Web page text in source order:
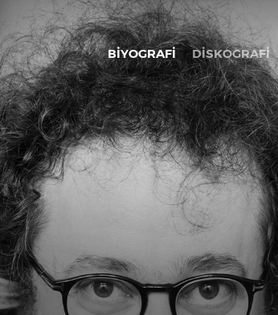
BİYOGRAFİ DİSKOGRAFİ